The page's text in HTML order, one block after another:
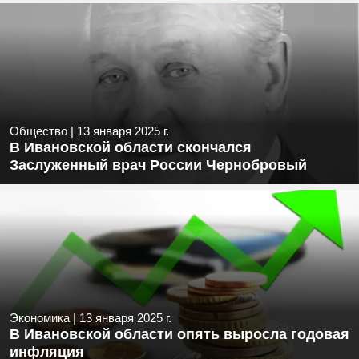
Общество | 13 января 2025 г.
В Ивановской области скончался
Заслуженный врач России Чернобровый
Экономика | 13 января 2025 г.
В Ивановской области опять выросла годовая
инфляция